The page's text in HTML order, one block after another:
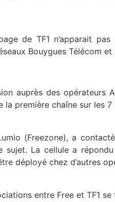
de TF1 n’apparait
Bouygues Télécom et
auprès des opérateurs
la première chaîne sur les 7
(Freezone), a
sujet. La cellule a
déployé chez d’autres
entre Free et TF1